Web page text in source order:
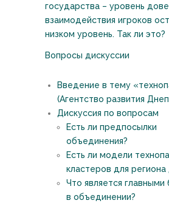
государства – уровень
взаимодействия игроков
низком уровень. Так ли это?
Вопросы дискуссии
Введение в тему
(Агентство развития
Дискуссия по вопросам
Есть ли предпосылки
объединения?
Есть ли модели
кластеров для региона
Что является главными
в объединении?